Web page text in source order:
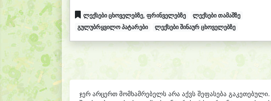
ლექსები ცხოველებზე, ფრინველებზე
ლექსები თამაშზე
გულუბრყვილო პატარები
ლექსები შინაურ ცხოველებზე
ჯერ არცერთ მომხამრებელს არა აქვს შეფასება